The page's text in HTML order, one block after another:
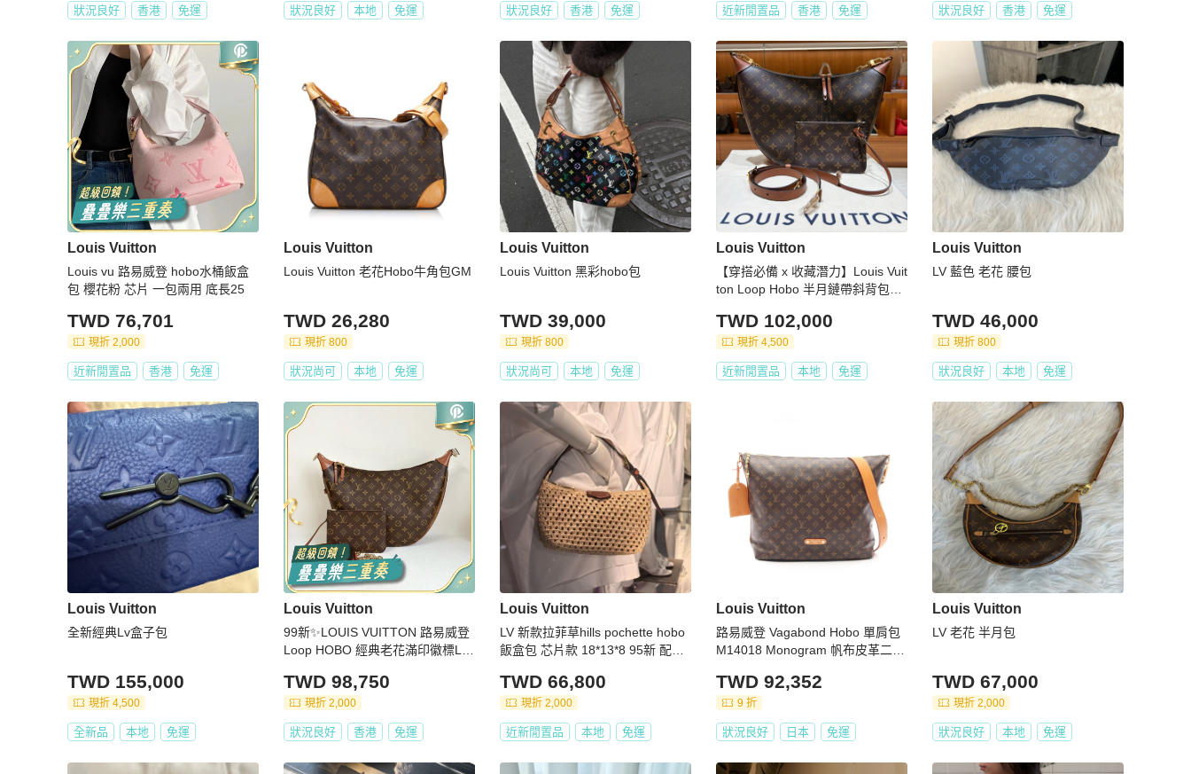
狀況良好 香港 免運 狀況良好 本地 免運 狀況良好 香港 免運 近新閒置品 香港 免運 狀況良好 香港 免運
Louis Vuitton
Louis vu 路易威登 hobo水桶飯盒
包 櫻花粉 芯片 一包兩用 底長25
TWD 76,701
現折 2,000
近新閒置品 香港 免運
Louis Vuitton
Louis Vuitton 老花Hobo牛角包GM
TWD 26,280
現折 800
狀況尚可 本地 免運
Louis Vuitton
Louis Vuitton 黑彩hobo包
TWD 39,000
現折 800
狀況尚可 本地 免運
Louis Vuitton
【穿搭必備 x 收藏潛力】Louis Vuit
ton Loop Hobo 半月鏈帶斜背包｜
｜稀有珍藏款
TWD 102,000
現折 4,500
近新閒置品 本地 免運
Louis Vuitton
LV 藍色 老花 腰包
TWD 46,000
現折 800
狀況良好 本地 免運
Louis Vuitton
全新經典Lv盒子包
TWD 155,000
現折 4,500
全新品 本地 免運
Louis Vuitton
99新✨LOUIS VUITTON 路易威登
Loop HOBO 經典老花滿印徽標Lo
肩包 大號 女款 棕色 金扣❤️正品
TWD 98,750
現折 2,000
狀況良好 香港 免運
Louis Vuitton
LV 新款拉菲草hills pochette hobo
飯盒包 芯片款 18*13*8 95新 配件
TWD 66,800
現折 2,000
近新閒置品 本地 免運
Louis Vuitton
路易威登 Vagabond Hobo 單肩包
M14018 Monogram 帆布皮革二手
TWD 92,352
9 折
狀況良好 日本 免運
Louis Vuitton
LV 老花 半月包
TWD 67,000
現折 2,000
狀況良好 本地 免運